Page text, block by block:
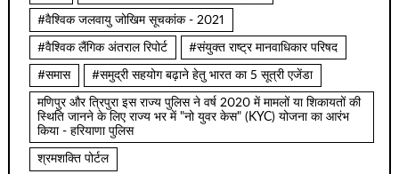
#वैश्विक जलवायु जोखिम सूचकांक - 2021
#वैश्विक लैंगिक अंतराल रिपोर्ट #संयुक्त राष्ट्र मानवाधिकार परिषद
#समास #समुद्री सहयोग बढ़ाने हेतु भारत का 5 सूत्री एजेंडा
मणिपुर और त्रिपुरा इस राज्य पुलिस ने वर्ष 2020 में मामलों या शिकायतों की
स्थिति जानने के लिए राज्य भर में "नो युवर केस" (KYC) योजना का आरंभ
किया - हरियाणा पुलिस
श्रमशक्ति पोर्टल